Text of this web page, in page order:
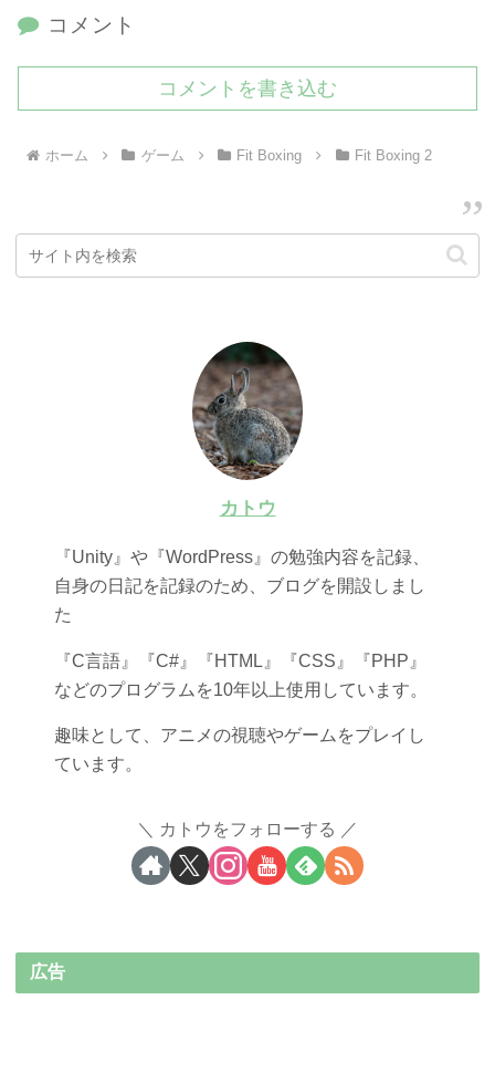
コメント
コメントを書き込む
ホーム ゲーム Fit Boxing Fit Boxing 2
カトウ
『Unity』や『WordPress』の勉強内容を記録、
自身の日記を記録のため、ブログを開設しまし
た
『C言語』『C#』『HTML』『CSS』『PHP』
などのプログラムを10年以上使用しています。
趣味として、アニメの視聴やゲームをプレイし
ています。
カトウをフォローする
広告